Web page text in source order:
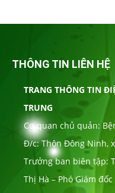
THÔNG TIN LIÊN HỆ
TRANG THÔNG TIN
TRUNG
Cơ quan chủ quản:
Đ/c: Thôn Đông Ninh,
Trưởng ban biên tập:
Thị Hà – Phó Giám